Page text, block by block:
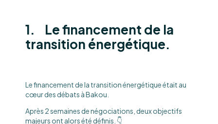
1. Le financement de la
transition énergétique.
Le financement de la transition énergétique était au
cœur des débats à Bakou.
Après 2 semaines de négociations, deux objectifs
majeurs ont alors été définis. 👇